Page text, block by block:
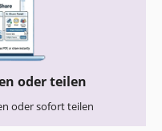
oder teilen
oder sofort teilen